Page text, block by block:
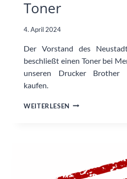
Toner
4. April 2024
Der Vorstand des
beschließt einen Toner bei
unseren Drucker Brother
kaufen.
WEITERLESEN TONER